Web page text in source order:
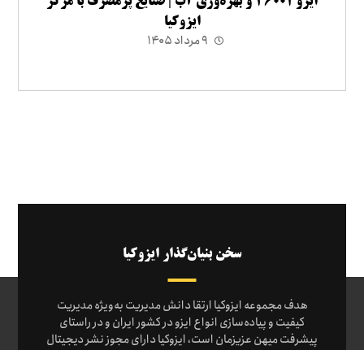
ایزوکیا
۹ مرداد ۱۴۰۵
سخن بنیان‌گذار ایزوکیا
هدف مجموعه ایزوکیا ارتقا دانش مدیریت به‌ویژه مدیریت
کیفیت و پیاده‌سازی انواع ایزو در کشور ایران و در راستای
پیشرفت میهن عزیزمان است، ایزوکیا دارای مجوز نشر دیجیتال